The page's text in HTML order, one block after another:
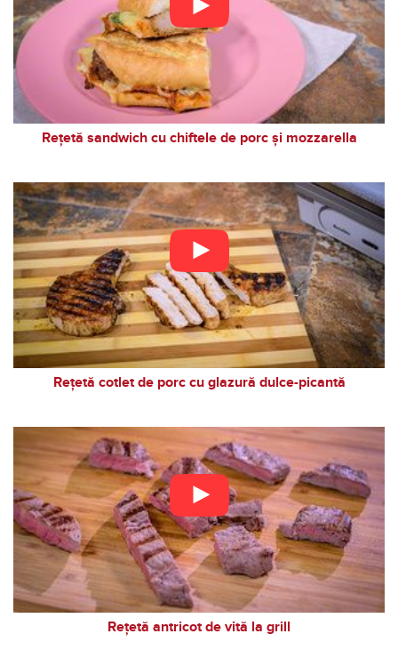
Rețetă sandwich cu chiftele de porc și mozzarella
Rețetă cotlet de porc cu glazură dulce-picantă
Rețetă antricot de vită la grill